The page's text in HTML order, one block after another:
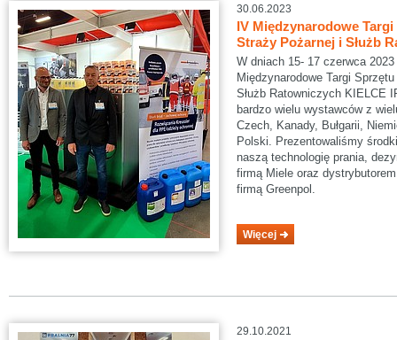
30.06.2023
IV Międzynarodowe
Straży Pożarnej i Służb
W dniach 15- 17 czerwca
Międzynarodowe Targi
Służb Ratowniczych KIELCE
bardzo wielu wystawców z
Czech, Kanady, Bułgarii,
Polski. Prezentowaliśmy
naszą technologię prania,
firmą Miele oraz
firmą Greenpol.
Więcej
29.10.2021